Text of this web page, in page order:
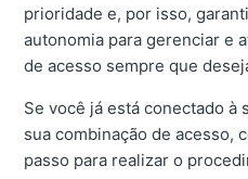
prioridade e, por isso,
autonomia para gerenciar e
de acesso sempre que
Se você já está conectado à
sua combinação de acesso,
passo para realizar o